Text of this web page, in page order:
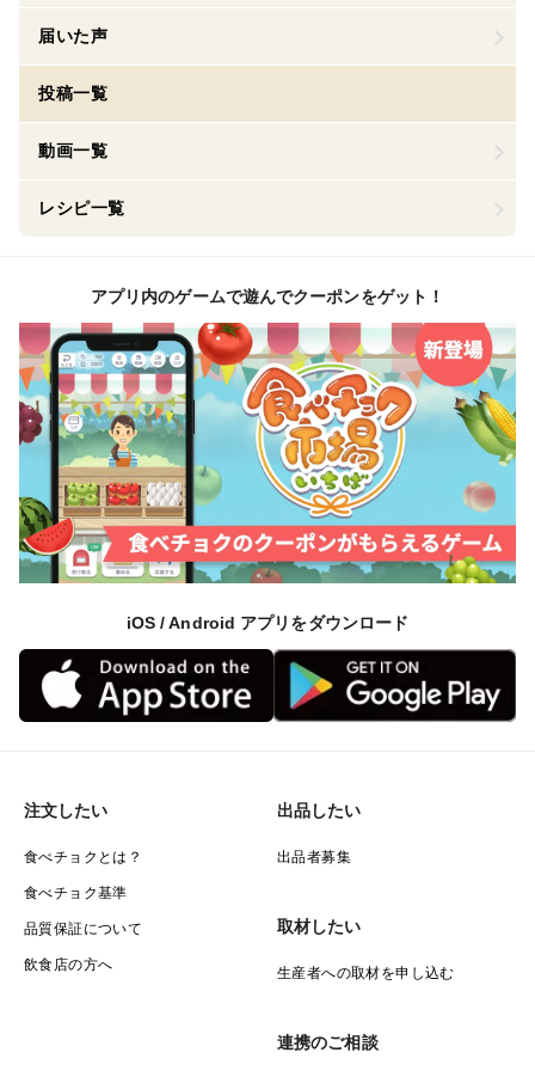
届いた声
投稿一覧
動画一覧
レシピ一覧
アプリ内のゲームで遊んでクーポンをゲット！
iOS / Android アプリをダウンロード
注文したい
食べチョクとは？
食べチョク基準
品質保証について
飲食店の方へ
出品したい
出品者募集
取材したい
生産者への取材を申し込む
連携のご相談